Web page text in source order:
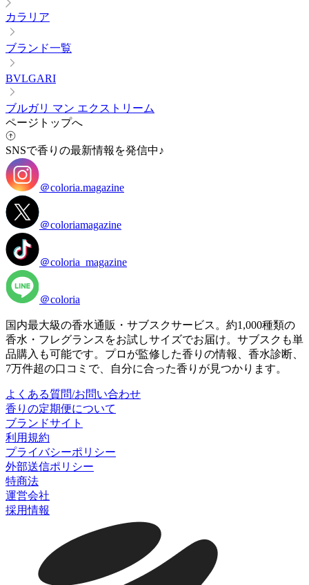
カラリア
ブランド一覧
BVLGARI
ブルガリ マン エクストリーム
ページトップへ
SNSで香りの最新情報を発信中♪
＠coloria.magazine
＠coloriamagazine
＠coloria_magazine
＠coloria
国内最大級の香水通販・サブスクサービス。約1,000種類の
香水・フレグランスをお試しサイズでお届け。サブスクも単
品購入も可能です。プロが監修した香りの情報、香水診断、
7万件超の口コミで、自分に合った香りが見つかります。
よくある質問/お問い合わせ
香りの定期便について
ブランドサイト
利用規約
プライバシーポリシー
外部送信ポリシー
特商法
運営会社
採用情報